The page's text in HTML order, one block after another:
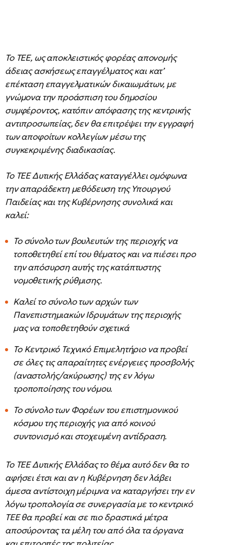
Το ΤΕΕ, ως αποκλειστικός φορέας απονομής
άδειας ασκήσεως επαγγέλματος και κατ’
επέκταση επαγγελματικών δικαιωμάτων, με
γνώμονα την προάσπιση του δημοσίου
συμφέροντος, κατόπιν απόφασης της κεντρικής
αντιπροσωπείας, δεν θα επιτρέψει την εγγραφή
των αποφοίτων κολλεγίων μέσω της
συγκεκριμένης διαδικασίας.
Το ΤΕΕ Δυτικής Ελλάδας καταγγέλλει ομόφωνα
την απαράδεκτη μεθόδευση της Υπουργού
Παιδείας και της Κυβέρνησης συνολικά και
καλεί:
Το σύνολο των βουλευτών της περιοχής να
τοποθετηθεί επί του θέματος και να πιέσει προ
την απόσυρση αυτής της κατάπτυστης
νομοθετικής ρύθμισης.
Καλεί το σύνολο των αρχών των
Πανεπιστημιακών Ιδρυμάτων της περιοχής
μας να τοποθετηθούν σχετικά
Το Κεντρικό Τεχνικό Επιμελητήριο να προβεί
σε όλες τις απαραίτητες ενέργειες προσβολής
(αναστολής/ακύρωσης) της εν λόγω
τροποποίησης του νόμου.
Το σύνολο των Φορέων του επιστημονικού
κόσμου της περιοχής για από κοινού
συντονισμό και στοχευμένη αντίδραση.
Το ΤΕΕ Δυτικής Ελλάδας το θέμα αυτό δεν θα το
αφήσει έτσι και αν η Κυβέρνηση δεν λάβει
άμεσα αντίστοιχη μέριμνα να καταργήσει την εν
λόγω τροπολογία σε συνεργασία με το κεντρικό
ΤΕΕ θα προβεί και σε πιο δραστικά μέτρα
αποσύροντας τα μέλη του από όλα τα όργανα